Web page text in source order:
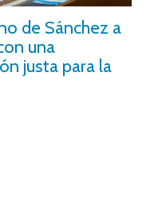
de Sánchez a
una
justa para la